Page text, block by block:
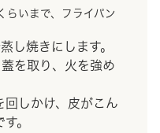
いまで、フライパン
し焼きにします。
を取り、火を強め
しかけ、皮がこん
。